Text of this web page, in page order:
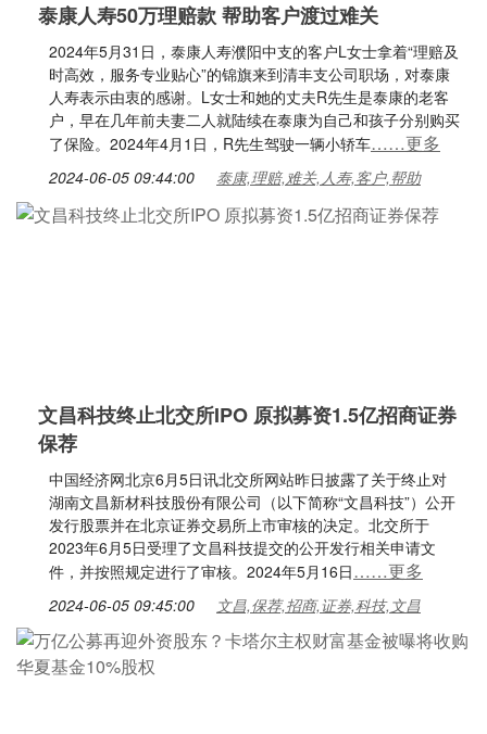
泰康人寿50万理赔款 帮助客户渡过难关
2024年5月31日，泰康人寿濮阳中支的客户L女士拿着“理赔及
时高效，服务专业贴心”的锦旗来到清丰支公司职场，对泰康
人寿表示由衷的感谢。L女士和她的丈夫R先生是泰康的老客
户，早在几年前夫妻二人就陆续在泰康为自己和孩子分别购买
了保险。2024年4月1日，R先生驾驶一辆小轿车……更多
2024-06-05 09:44:00 泰康,理赔,难关,人寿,客户,帮助
文昌科技终止北交所IPO 原拟募资1.5亿招商证券
保荐
中国经济网北京6月5日讯北交所网站昨日披露了关于终止对
湖南文昌新材科技股份有限公司（以下简称“文昌科技”）公开
发行股票并在北京证券交易所上市审核的决定。北交所于
2023年6月5日受理了文昌科技提交的公开发行相关申请文
件，并按照规定进行了审核。2024年5月16日……更多
2024-06-05 09:45:00 文昌,保荐,招商,证券,科技,文昌